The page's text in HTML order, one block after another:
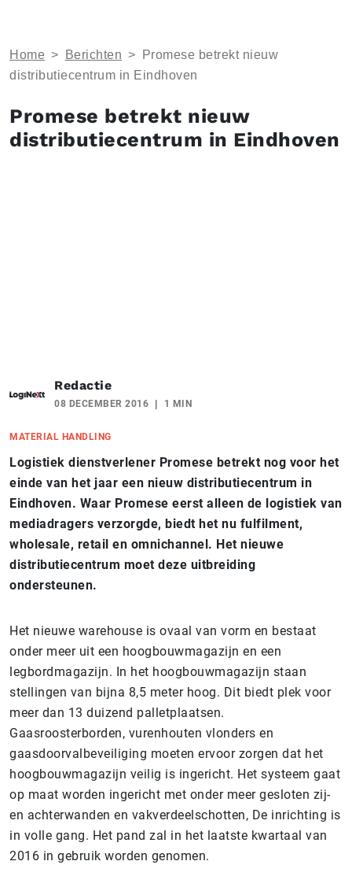
Home > Berichten >
Promese betrekt nieuw
distributiecentrum in Eindhoven
Promese betrekt nieuw
distributiecentrum in Eindhoven
Redactie
08 DECEMBER 2016 1 MIN
MATERIAL HANDLING
Logistiek dienstverlener Promese betrekt nog voor het
einde van het jaar een nieuw distributiecentrum in
Eindhoven. Waar Promese eerst alleen de logistiek van
mediadragers verzorgde, biedt het nu fulfilment,
wholesale, retail en omnichannel. Het nieuwe
distributiecentrum moet deze uitbreiding
ondersteunen.
Het nieuwe warehouse is ovaal van vorm en bestaat
onder meer uit een hoogbouwmagazijn en een
legbordmagazijn. In het hoogbouwmagazijn staan
stellingen van bijna 8,5 meter hoog. Dit biedt plek voor
meer dan 13 duizend palletplaatsen.
Gaasroosterborden, vurenhouten vlonders en
gaasdoorvalbeveiliging moeten ervoor zorgen dat het
hoogbouwmagazijn veilig is ingericht. Het systeem gaat
op maat worden ingericht met onder meer gesloten zij-
en achterwanden en vakverdeelschotten, De inrichting is
in volle gang. Het pand zal in het laatste kwartaal van
2016 in gebruik worden genomen.